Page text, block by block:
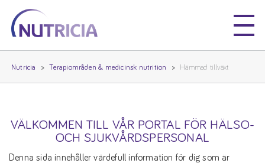
Nutricia
Nutricia
Nutricia Terapiområden & medicinsk nutrition Hämmad tillväxt
VÄLKOMMEN TILL VÅR PORTAL FÖR HÄLSO-
OCH SJUKVÅRDSPERSONAL
Denna sida innehåller värdefull information för dig som är